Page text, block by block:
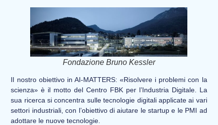
Fondazione Bruno Kessler
Il nostro obiettivo in AI-MATTERS: «Risolvere i problemi con la
scienza» è il motto del Centro FBK per l’Industria Digitale. La
sua ricerca si concentra sulle tecnologie digitali applicate ai vari
settori industriali, con l’obiettivo di aiutare le startup e le PMI ad
adottare le nuove tecnologie.